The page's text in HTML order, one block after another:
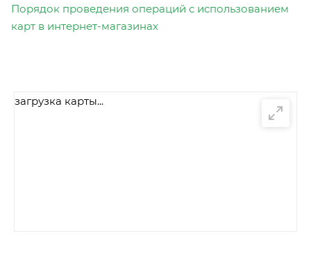
Порядок проведения операций с использованием
карт в интернет-магазинах
загрузка карты...